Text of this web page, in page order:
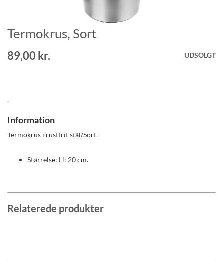
Gå
til
starten
af
Termokrus, Sort
89,00 kr. UDSOLGT
.
Information
Termokrus i rustfrit stål/Sort.
Størrelse: H: 20 cm.
Relaterede produkter